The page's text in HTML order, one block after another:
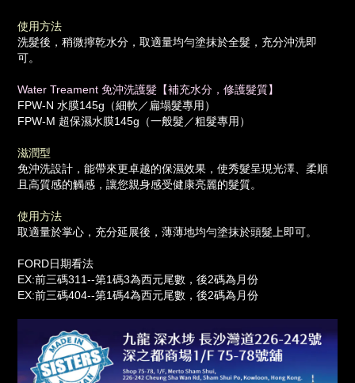
使用方法
洗髮後，稍微擰乾水分，取適量均勻塗抹於全髮，充分沖洗即
可。
Water Treament 免沖洗護髮【補充水分，修護髮質】
FPW-N 水膜145g（細軟／扁塌髮專用）
FPW-M 超保濕水膜145g（一般髮／粗髮專用）
滋潤型
免沖洗設計，能帶來更卓越的保濕效果，使秀髮呈現光澤、柔順
且高質感的觸感，讓您親身感受健康亮麗的髮質。
使用方法
取適量於掌心，充分延展後，薄薄地均勻塗抹於頭髮上即可。
FORD日期看法
EX:前三碼311--第1碼3為西元尾數，後2碼為月份
EX:前三碼404--第1碼4為西元尾數，後2碼為月份